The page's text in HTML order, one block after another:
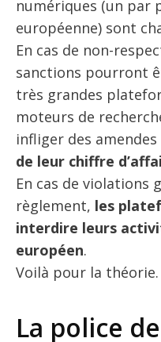
numériques (un par
européenne) sont
En cas de non-
sanctions pourront
très grandes
moteurs de
infliger des
de leur chiffre
En cas de violations
règlement, les
interdire leurs
européen.
Voilà pour la théorie.
La police